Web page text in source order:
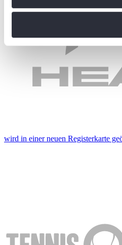
Erfahren Sie mehr darüber,
soziale Medien anbieten zu
analysieren. Außerdem
an unsere Partner für soziale
wird in einer neuen Registerkarte